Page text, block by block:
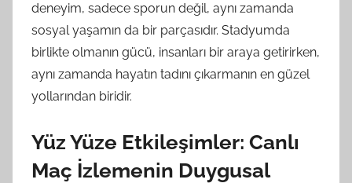
deneyim, sadece sporun değil, aynı zamanda
sosyal yaşamın da bir parçasıdır. Stadyumda
birlikte olmanın gücü, insanları bir araya getirirken,
aynı zamanda hayatın tadını çıkarmanın en güzel
yollarından biridir.
Yüz Yüze Etkileşimler: Canlı
Maç İzlemenin Duygusal